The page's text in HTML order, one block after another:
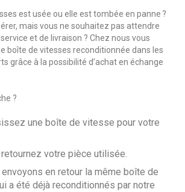
est usée ou elle est tombée en panne ?
mais vous ne souhaitez pas attendre
et de livraison ? Chez nous vous
boîte de vitesses reconditionnée dans les
grâce à la possibilité d’achat en échange
?
une boîte de vitesse pour votre
votre pièce utilisée.
en retour la même boîte de
a été déjà reconditionnés par notre